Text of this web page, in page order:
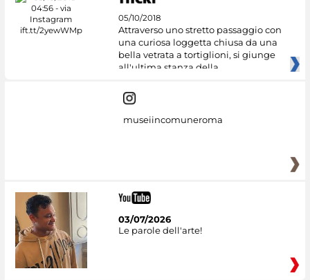
05/10/2018
Attraverso uno stretto passaggio con
una curiosa loggetta chiusa da una
bella vetrata a tortiglioni, si giunge
all'ultima stanza della
museiincomuneroma
03/07/2026
Le parole dell'arte!